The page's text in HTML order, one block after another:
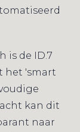
is de ID.7
het 'smart
kan dit
naar